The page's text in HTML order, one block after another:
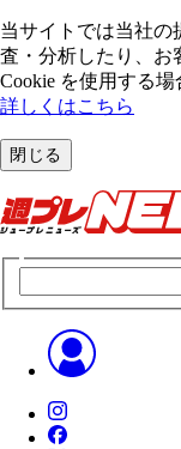
当サイトでは当社の
査・分析したり、お
Cookie を使⽤する場
詳しくはこちら
閉じる